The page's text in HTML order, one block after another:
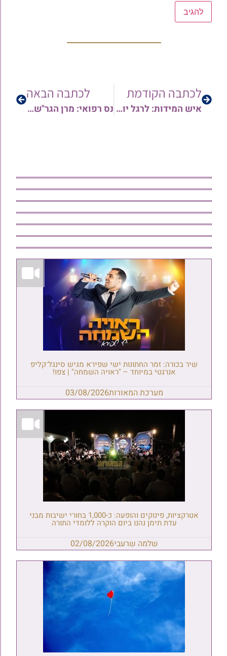
לכתבה הקודמת
איש המידות: לרגל יום ההילולא אמנים שרים "איש המידות" על מרן הרב שלמה קורח זצ"ל • לצפיה והורדה
לכתבה הבאה
נס רפואי: מרן הגר"ש בעדני שוחרר מבית החולים | תיעוד
שיר בכורה: זמר החתונות ישי שפירא מגיש סינגל־קליפ
אנרגטי במיוחד – "ראויה השמחה" | צפו!
מערכת המאורות03/08/2026
אטרקציות, פינוקים והופעה: כ-1,000 בחורי ישיבות מבני
עדת תימן נהנו ביום הוקרה ללומדי התורה
שלמה שרעבי02/08/2026